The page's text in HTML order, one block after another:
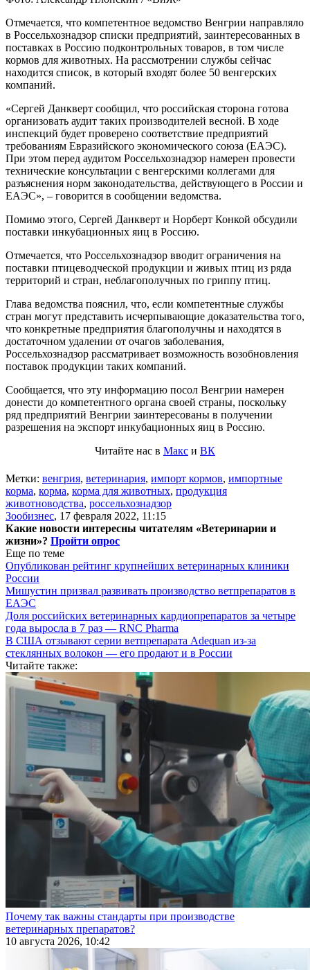
Отмечается, что компетентное ведомство Венгрии направляло
в Россельхознадзор списки предприятий, заинтересованных в
поставках в Россию подконтрольных товаров, в том числе
кормов для животных. На рассмотрении службы сейчас
находится список, в который входят более 50 венгерских
компаний.
«Сергей Данкверт сообщил, что российская сторона готова
организовать аудит таких производителей весной. В ходе
инспекций будет проверено соответствие предприятий
требованиям Евразийского экономического союза (ЕАЭС).
При этом перед аудитом Россельхознадзор намерен провести
технические консультации с венгерскими коллегами для
разъяснения норм законодательства, действующего в России и
ЕАЭС», – говорится в сообщении ведомства.
Помимо этого, Сергей Данкверт и Норберт Конкой обсудили
поставки инкубационных яиц в Россию.
Отмечается, что Россельхознадзор вводит ограничения на
поставки птицеводческой продукции и живых птиц из ряда
территорий и стран, неблагополучных по гриппу птиц.
Глава ведомства пояснил, что, если компетентные службы
стран могут представить исчерпывающие доказательства того,
что конкретные предприятия благополучны и находятся в
достаточном удалении от очагов заболевания,
Россельхознадзор рассматривает возможность возобновления
поставок продукции таких компаний.
Сообщается, что эту информацию посол Венгрии намерен
донести до компетентного органа своей страны, поскольку
ряд предприятий Венгрии заинтересованы в получении
разрешения на экспорт инкубационных яиц в Россию.
Читайте нас в Макс и ВК
Метки: венгрия, ветеринария, импорт кормов, импортные
корма, корма, корма для животных, продукция
животноводства, россельхознадзор
Зообизнес, 17 февраля 2022, 11:15
Какие новости интересны читателям «Ветеринарии и
жизни»? Пройти опрос
Еще по теме
Опубликован рейтинг крупнейших ветеринарных клиники
России
Мишустин призвал развивать производство ветпрепаратов в
ЕАЭС
Доля российских ветеринарных кардиопрепаратов за четыре
года выросла в 7 раз — RNC Pharma
В США отзывают серии ветпрепарата Adequan из-за
стеклянных волокон — его продают и в России
Читайте также:
Почему так важны стандарты при производстве
ветеринарных препаратов?
10 августа 2026, 10:42